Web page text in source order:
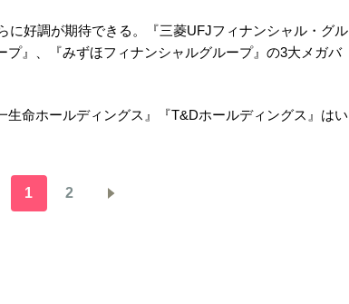
に好調が期待できる。『三菱UFJフィナンシャル・グル
』、『みずほフィナンシャルグループ』の3大メガバ
生命ホールディングス』『T&Dホールディングス』はい
1 2